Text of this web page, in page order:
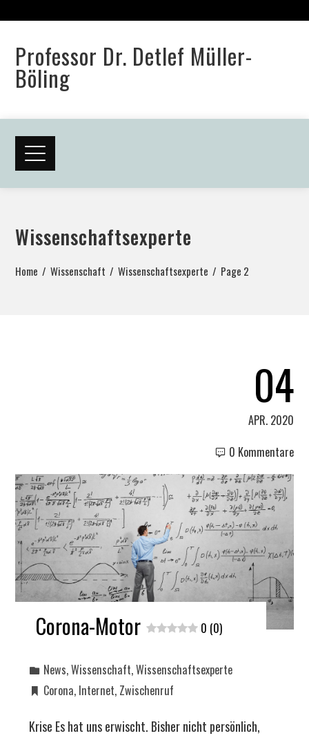
Professor Dr. Detlef Müller-
Böling
Wissenschaftsexperte
Home Wissenschaft Wissenschaftsexperte Page 2
04
APR. 2020
0 Kommentare
Corona-Motor 0 (0)
News,Wissenschaft,Wissenschaftsexperte
Corona, Internet, Zwischenruf
Krise Es hat uns erwischt. Bisher nicht persönlich,